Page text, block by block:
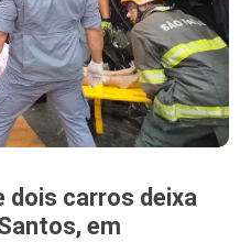
dois carros deixa
em